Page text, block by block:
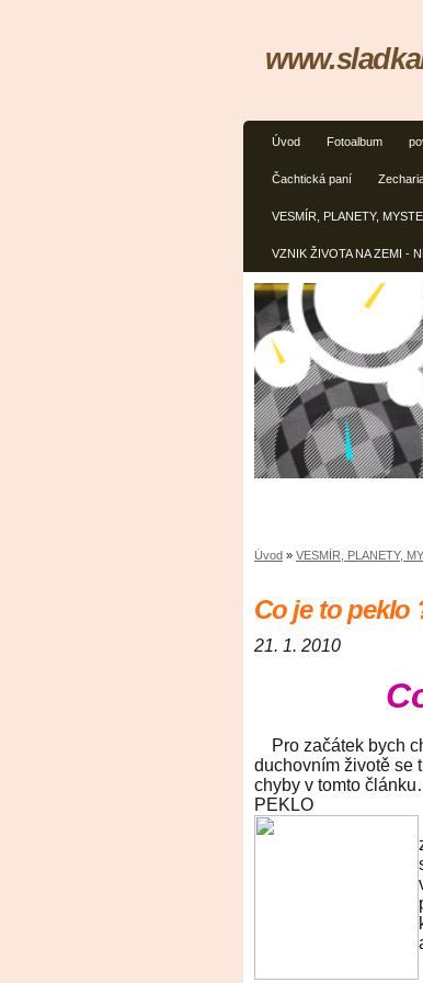
Úvod Fotoalbum
Čachtická paní
VESMÍR, PLANETY,
VZNIK ŽIVOTA NA ZEMI -
Úvod » VESMÍR, PLANETY,
Co je to peklo
21. 1. 2010
Pro začátek bych
duchovním životě se
chyby v tomto
PEKLO